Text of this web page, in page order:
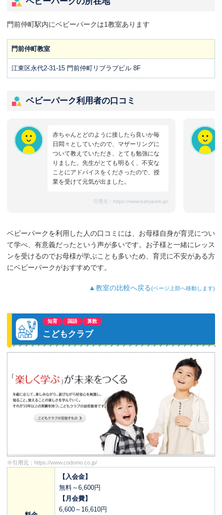
門前仲町駅内にベビーパークは1教室あります
門前仲町教室
江東区永代2-31-15 門前仲町リブラブビル 8F
ベビーパーク利用者の口コミ
赤ちゃんとどのように接したら良いか毎
日悶々としていたので、マザーリングに
ついて教えていただき、とても勉強にな
りました。先生がとても明るく、不安な
ことにアドバイスをくださったので、授
業を受けて元気が出ました。
引用元： https://www.babypark.jp/
ベビーパークを利用した人の口コミには、お母様自身が育児につい
て学べ、有意義だったという声が多いです。お子様と一緒にレッス
ンを受けるのでお母様が学ぶことも多いため、育児に不安がある方
にベビーパークがおすすめです。
▲教室の比較へ戻る(ページ上部へ移動します)
知育 国語 算数
こどもクラブ
※引用元： https://www.codomo.co.jp/
【入会金】
無料～6,600円
【月会費】
6,600～16,610円